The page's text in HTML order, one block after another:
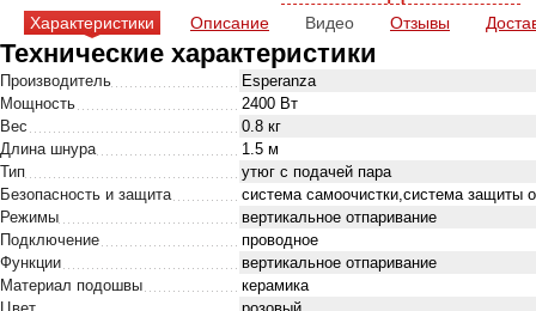
Характеристики Описание Видео Отзывы
Технические характеристики
Производитель
Esperanza
Мощность
2400 Вт
Вес
0.8 кг
Длина шнура
1.5 м
Тип
утюг с подачей пара
Безопасность и защита
система самоочистки,система защиты
Режимы
вертикальное отпаривание
Подключение
проводное
Функции
вертикальное отпаривание
Материал подошвы
керамика